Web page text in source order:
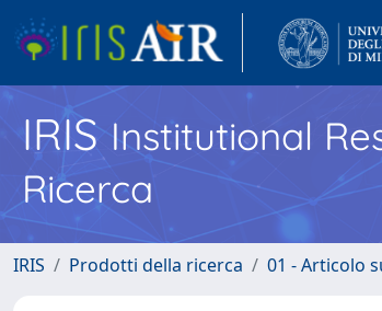
IRISInstitutional
Ricerca
IRIS Prodotti della ricerca 01 - Articolo